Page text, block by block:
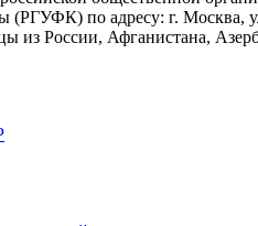
(РГУФК) по адресу: г. Москва,
из России, Афганистана,